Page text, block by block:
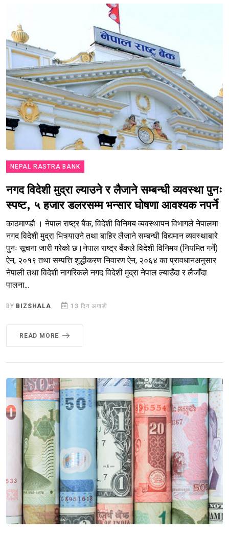
NEPAL RASTRA BANK
नगद विदेशी मुद्रा ल्याउने र लैजाने सम्बन्धी व्यवस्था पुनः
स्पष्ट, ५ हजार डलरसम्म भन्सार घोषणा आवश्यक नपर्ने
काठमाण्डौ । नेपाल राष्ट्र बैंक, विदेशी विनिमय व्यवस्थापन विभागले नेपालमा
नगद विदेशी मुद्रा भित्र्याउने तथा बाहिर लैजाने सम्बन्धी विद्यमान व्यवस्थाबारे
पुनः सूचना जारी गरेको छ।नेपाल राष्ट्र बैंकले विदेशी विनिमय (नियमित गर्ने)
ऐन, २०१९ तथा सम्पत्ति शुद्धीकरण निवारण ऐन, २०६४ का प्रावधानअनुसार
नेपाली तथा विदेशी नागरिकले नगद विदेशी मुद्रा नेपाल ल्याउँदा र लैजाँदा
पालना...
BY BIZSHALA 13 दिन अगाडी
READ MORE